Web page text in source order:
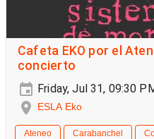
Cafeta EKO por el
concierto
Friday, Jul 31, 09:30
ESLA Eko
Ateneo Carabanchel